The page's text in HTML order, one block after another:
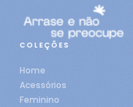
COLEÇÕES
Home
Acessórios
Feminino